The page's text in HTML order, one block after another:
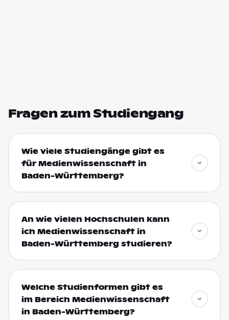
Fragen zum Studiengang
Wie viele Studiengänge gibt es
für Medienwissenschaft in
Baden-Württemberg?
An wie vielen Hochschulen kann
ich Medienwissenschaft in
Baden-Württemberg studieren?
Welche Studienformen gibt es
im Bereich Medienwissenschaft
in Baden-Württemberg?